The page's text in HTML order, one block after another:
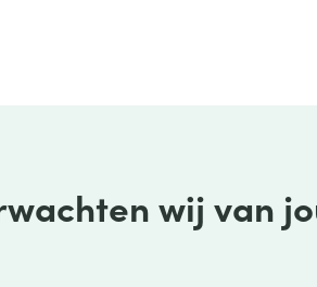
wij van